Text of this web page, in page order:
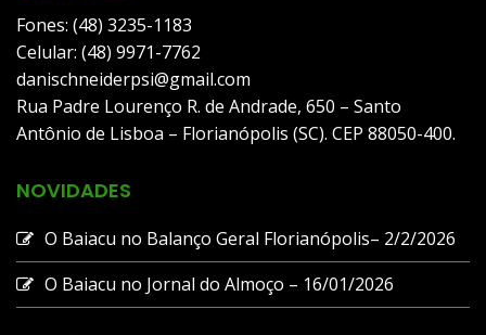
Fones: (48) 3235-1183
Celular: (48) 9971-7762
danischneiderpsi@gmail.com
Rua Padre Lourenço R. de Andrade, 650 – Santo
Antônio de Lisboa – Florianópolis (SC). CEP 88050-400.
NOVIDADES
O Baiacu no Balanço Geral Florianópolis– 2/2/2026
O Baiacu no Jornal do Almoço – 16/01/2026